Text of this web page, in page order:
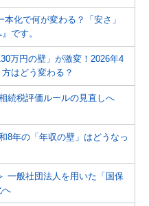
化で何が変わる？「安さ」
です。
万円の壁」が激変！2026年4
はどう変わる？
続税評価ルールの見直しへ
8年の「年収の壁」はどうなっ
一般社団法人を用いた「国保
へ